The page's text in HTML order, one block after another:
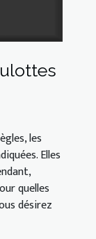
les
Elles
quelles
désirez